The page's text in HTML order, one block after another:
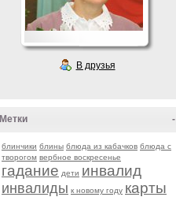
В друзья
-
Метки
блинчики блины блюда из кабачков блюда с
творогом вербное воскресенье
гадание дети инвалид
инвалиды к новому году карты